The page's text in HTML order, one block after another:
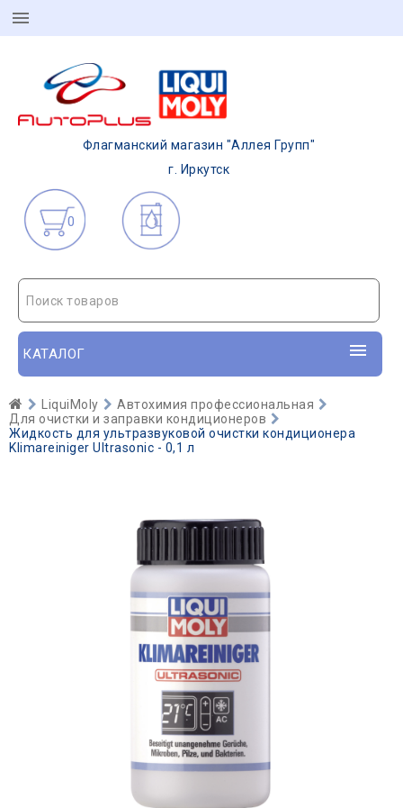
Флагманский магазин "Аллея Групп"
г. Иркутск
0
Поиск товаров
КАТАЛОГ
LiquiMoly
Автохимия профессиональная
Для очистки и заправки кондиционеров
Жидкость для ультразвуковой очистки кондиционера
Klimareiniger Ultrasonic - 0,1 л